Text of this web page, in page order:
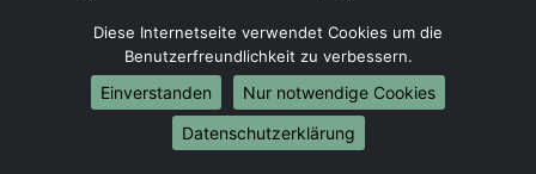
Umzug von Paderborn nach Essen
Umzug von Paderborn nach Bremen
Umzug von Paderborn nach Dresden
Umzug von Paderborn nach Hannover
Umzug von Paderborn nach Nürnberg
Diese Internetseite verwendet Cookies um die
Benutzerfreundlichkeit zu verbessern.
Einverstanden
Nur notwendige Cookies
Datenschutzerklärung